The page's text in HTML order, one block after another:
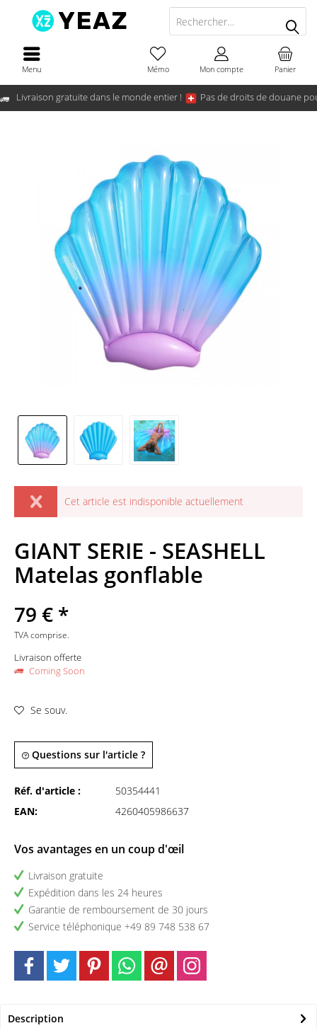
Livraison gratuite dans le monde entier ! Pas de droits de douane
Menu Panier
Mémo Mon compte
Cet article est indisponible actuellement
GIANT SERIE - SEASHELL
Matelas gonflable
79 € *
TVA comprise.
Livraison offerte
Coming Soon
Se souv.
Questions sur l'article ?
Réf. d'article :
50354441
EAN:
4260405986637
Vos avantages en un coup d'œil
Livraison gratuite
Expédition dans les 24 heures
Garantie de remboursement de 30 jours
Service téléphonique +49 89 748 538 67
Description